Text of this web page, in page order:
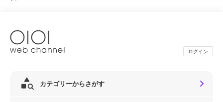
ログイン
カテゴリーからさがす